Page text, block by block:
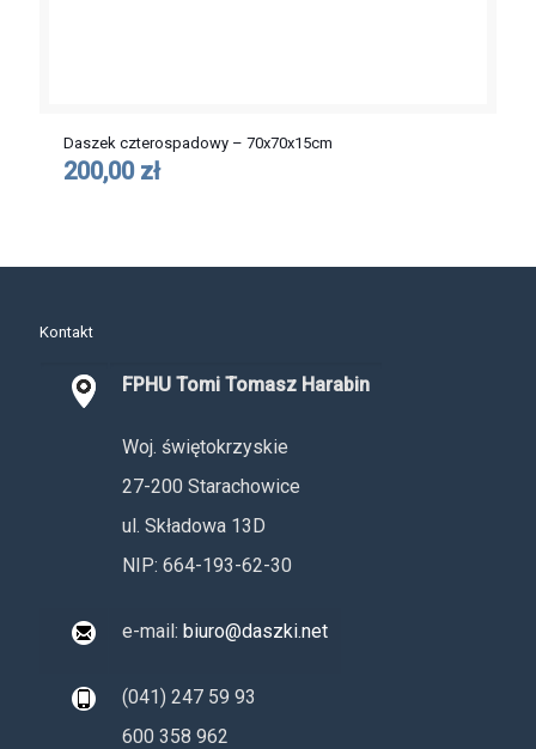
Daszek czterospadowy – 70x70x15cm
200,00 zł
Kontakt
FPHU Tomi Tomasz Harabin
Woj. świętokrzyskie
27-200 Starachowice
ul. Składowa 13D
NIP: 664-193-62-30
e-mail: biuro@daszki.net
(041) 247 59 93
600 358 962